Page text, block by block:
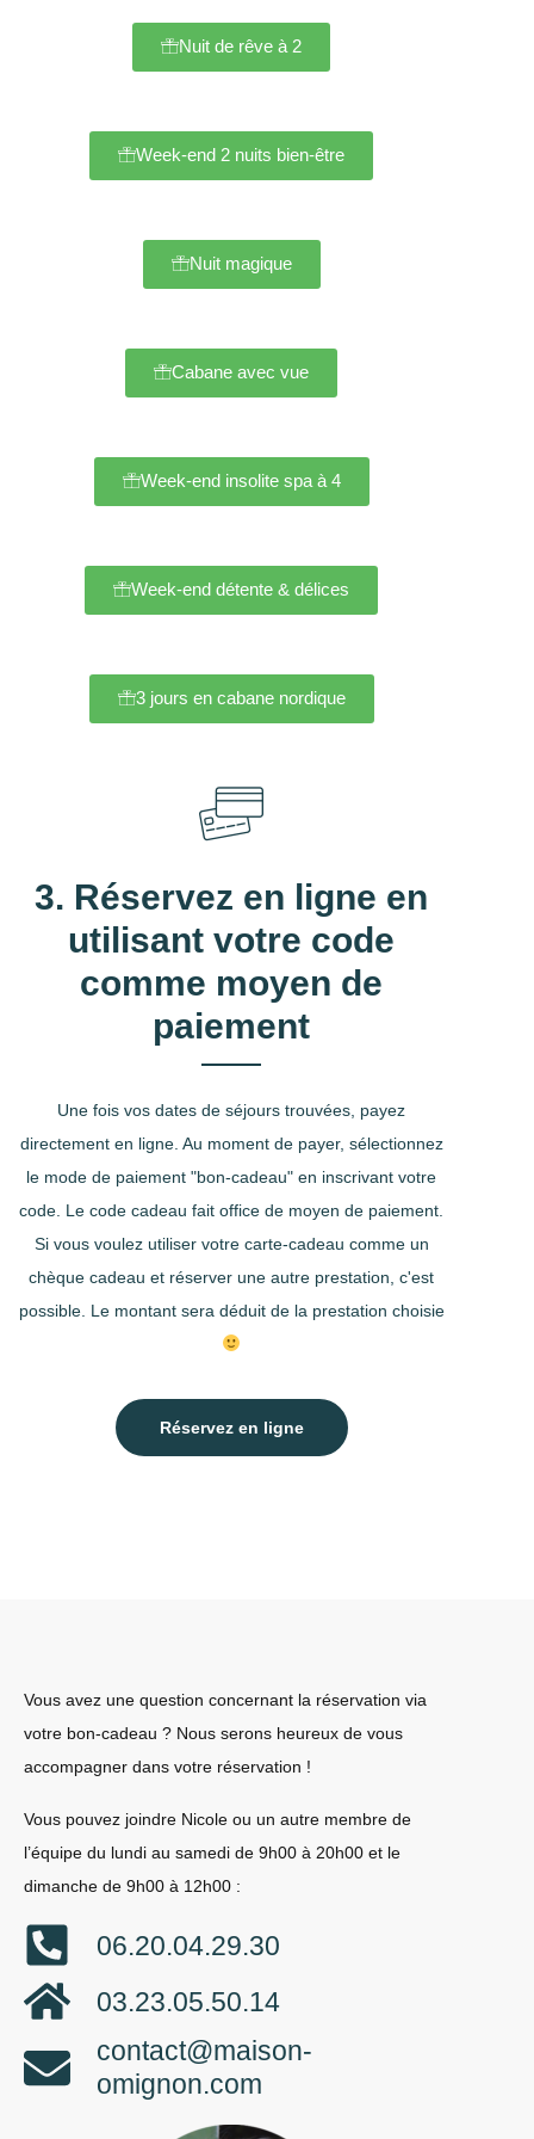
Nuit de rêve à 2
Week-end 2 nuits bien-être
Nuit magique
Cabane avec vue
Week-end insolite spa à 4
Week-end détente & délices
3 jours en cabane nordique
3. Réservez en ligne en
utilisant votre code
comme moyen de
paiement
Une fois vos dates de séjours trouvées, payez
directement en ligne. Au moment de payer, sélectionnez
le mode de paiement "bon-cadeau" en inscrivant votre
code. Le code cadeau fait office de moyen de paiement.
Si vous voulez utiliser votre carte-cadeau comme un
chèque cadeau et réserver une autre prestation, c'est
possible. Le montant sera déduit de la prestation choisie
Réservez en ligne
Vous avez une question concernant la réservation via
votre bon-cadeau ? Nous serons heureux de vous
accompagner dans votre réservation !
Vous pouvez joindre Nicole ou un autre membre de
l’équipe du lundi au samedi de 9h00 à 20h00 et le
dimanche de 9h00 à 12h00 :
06.20.04.29.30
03.23.05.50.14
contact@maison-
omignon.com